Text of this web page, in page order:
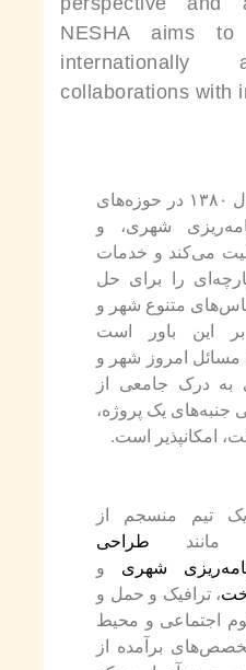
NESHA aims
collaborations with
نگین شهر آینده (نشا) از سال ۱۳۸۰ در حوزه‌های‌
شهری، و
می‌کند و خدمات
را برای حل
متنوع شهر و
این باور است
مسائل امروز شهر و
به درک جامعی از
جنبه‌های یک پروژه،
امکانپذیر است.
تیم
منسجم از
مانند طراحی
شهری و
، ترافیک و حمل و
اجتماعی و محیط
برآمده از